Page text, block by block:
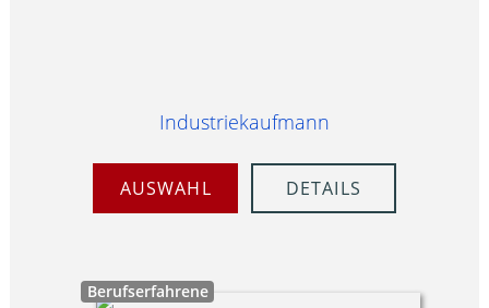
Industriekaufmann
AUSWAHL DETAILS
Berufserfahrene